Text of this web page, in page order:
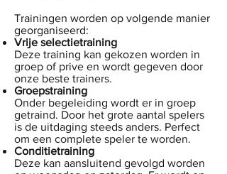
Trainingen worden op volgende manier
georganiseerd:
Vrije selectietraining
Deze training kan gekozen worden in
groep of prive en wordt gegeven door
onze beste trainers.
Groepstraining
Onder begeleiding wordt er in groep
getraind. Door het grote aantal spelers
is de uitdaging steeds anders. Perfect
om een complete speler te worden.
Conditietraining
Deze kan aansluitend gevolgd worden